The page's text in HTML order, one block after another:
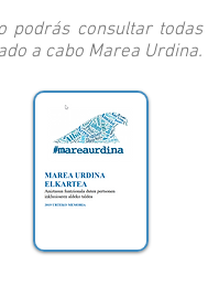
podrás consultar todas
a cabo Marea Urdina.